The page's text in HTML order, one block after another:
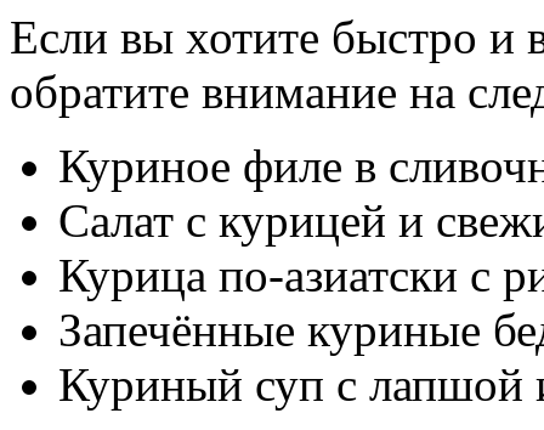
Если вы хотите быстро и
обратите внимание на
Куриное филе в
Салат с курицей и
Курица по-азиатски с
Запечённые куриные
Куриный суп с лапшой